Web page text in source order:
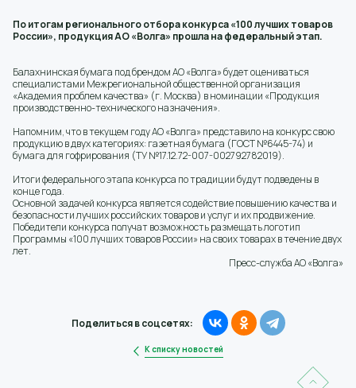
По итогам регионального отбора конкурса «100 лучших товаров
России», продукция АО «Волга» прошла на федеральный этап.
Балахнинская бумага под брендом АО «Волга» будет оцениваться
специалистами Межрегиональной общественной организация
«Академия проблем качества» (г. Москва) в номинации «Продукция
производственно-технического назначения».
Напомним, что в текущем году АО «Волга» представило на конкурс свою
продукцию в двух категориях: газетная бумага (ГОСТ №6445-74) и
бумага для гофрирования (ТУ №17.12.72-007-002792782019).
Итоги федерального этапа конкурса по традиции будут подведены в
конце года.
Основной задачей конкурса является содействие повышению качества и
безопасности лучших российских товаров и услуг и их продвижение.
Победители конкурса получат возможность размещать логотип
Программы «100 лучших товаров России» на своих товарах в течение двух
лет.
Пресс-служба АО «Волга»
К списку новостей
Поделиться в соцсетях: